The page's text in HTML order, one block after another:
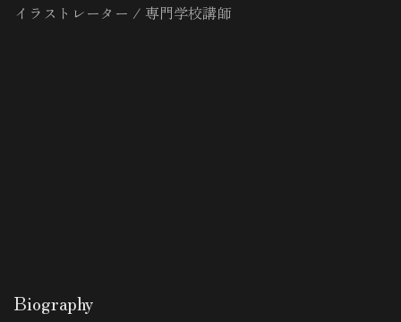
イラストレーター / 専門学校講師
Biography